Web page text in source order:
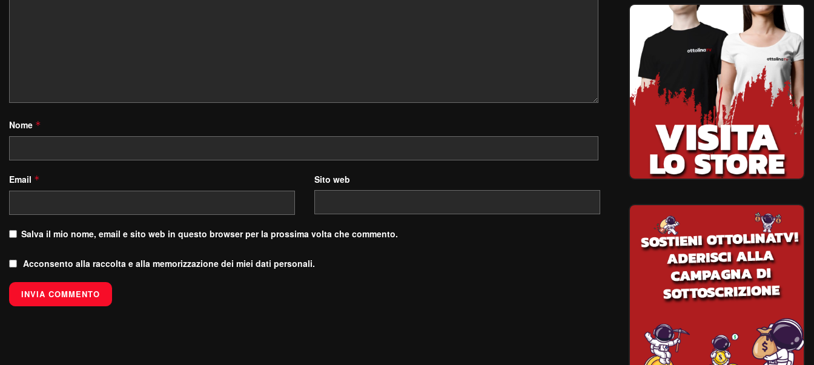
Nome *
Email * Sito web
Salva il mio nome, email e sito web in questo browser per la prossima volta che commento.
Acconsento alla raccolta e alla memorizzazione dei miei dati personali.